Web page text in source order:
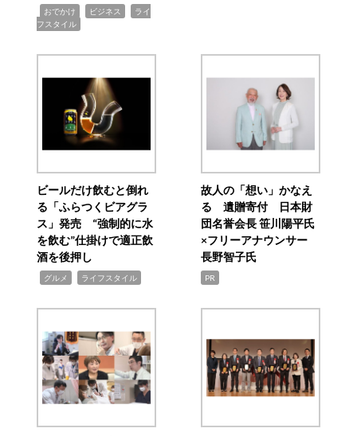
おでかけ ビジネス
ライ
フスタイル
ビールだけ飲むと倒れ
る「ふらつくビアグラ
ス」発売 “強制的に水
を飲む”仕掛けで適正飲
酒を後押し
グルメ ライフスタイル
故人の「想い」かなえ
る 遺贈寄付 日本財
団名誉会長 笹川陽平氏
×フリーアナウンサー
長野智子氏
PR